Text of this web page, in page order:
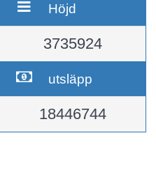
Höjd
3735924
utsläpp
18446744